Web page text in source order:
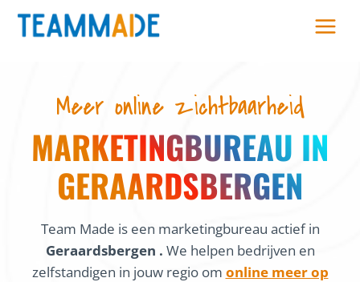
Skip
Meer online zichtbaarheid
MARKETINGBUREAU IN
GERAARDSBERGEN
Team Made is een marketingbureau actief in
Geraardsbergen . We helpen bedrijven en
zelfstandigen in jouw regio om online meer op